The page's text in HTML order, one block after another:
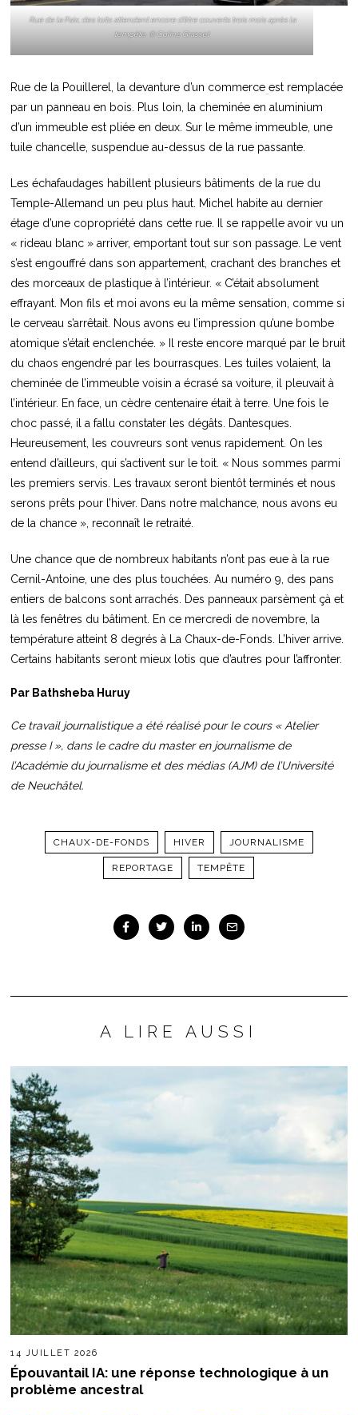
Rue de la Paix, des toits attendent encore d’être couverts trois mois après la
tempête. © Coline Grasset
Rue de la Pouillerel, la devanture d’un commerce est remplacée
par un panneau en bois. Plus loin, la cheminée en aluminium
d’un immeuble est pliée en deux. Sur le même immeuble, une
tuile chancelle, suspendue au-dessus de la rue passante.
Les échafaudages habillent plusieurs bâtiments de la rue du
Temple-Allemand un peu plus haut. Michel habite au dernier
étage d’une copropriété dans cette rue. Il se rappelle avoir vu un
« rideau blanc » arriver, emportant tout sur son passage. Le vent
s’est engouffré dans son appartement, crachant des branches et
des morceaux de plastique à l’intérieur. « C’était absolument
effrayant. Mon fils et moi avons eu la même sensation, comme si
le cerveau s’arrêtait. Nous avons eu l’impression qu’une bombe
atomique s’était enclenchée. » Il reste encore marqué par le bruit
du chaos engendré par les bourrasques. Les tuiles volaient, la
cheminée de l’immeuble voisin a écrasé sa voiture, il pleuvait à
l’intérieur. En face, un cèdre centenaire était à terre. Une fois le
choc passé, il a fallu constater les dégâts. Dantesques.
Heureusement, les couvreurs sont venus rapidement. On les
entend d’ailleurs, qui s’activent sur le toit. « Nous sommes parmi
les premiers servis. Les travaux seront bientôt terminés et nous
serons prêts pour l’hiver. Dans notre malchance, nous avons eu
de la chance », reconnaît le retraité.
Une chance que de nombreux habitants n’ont pas eue à la rue
Cernil-Antoine, une des plus touchées. Au numéro 9, des pans
entiers de balcons sont arrachés. Des panneaux parsèment çà et
là les fenêtres du bâtiment. En ce mercredi de novembre, la
température atteint 8 degrés à La Chaux-de-Fonds. L’hiver arrive.
Certains habitants seront mieux lotis que d’autres pour l’affronter.
Par Bathsheba Huruy
Ce travail journalistique a été réalisé pour le cours « Atelier
presse I », dans le cadre du master en journalisme de
l’Académie du journalisme et des médias (AJM) de l’Université
de Neuchâtel.
CHAUX-DE-FONDS HIVER JOURNALISME
REPORTAGE TEMPÊTE
A LIRE AUSSI
14 JUILLET 2026
Épouvantail IA: une réponse technologique à un
problème ancestral